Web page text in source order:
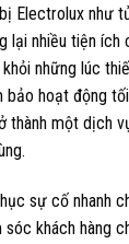
Electrolux như
lại nhiều tiện ích
khỏi những lúc
hoạt động
thành một dịch
sự cố nhanh
khách hàng